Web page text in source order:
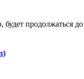
продолжаться